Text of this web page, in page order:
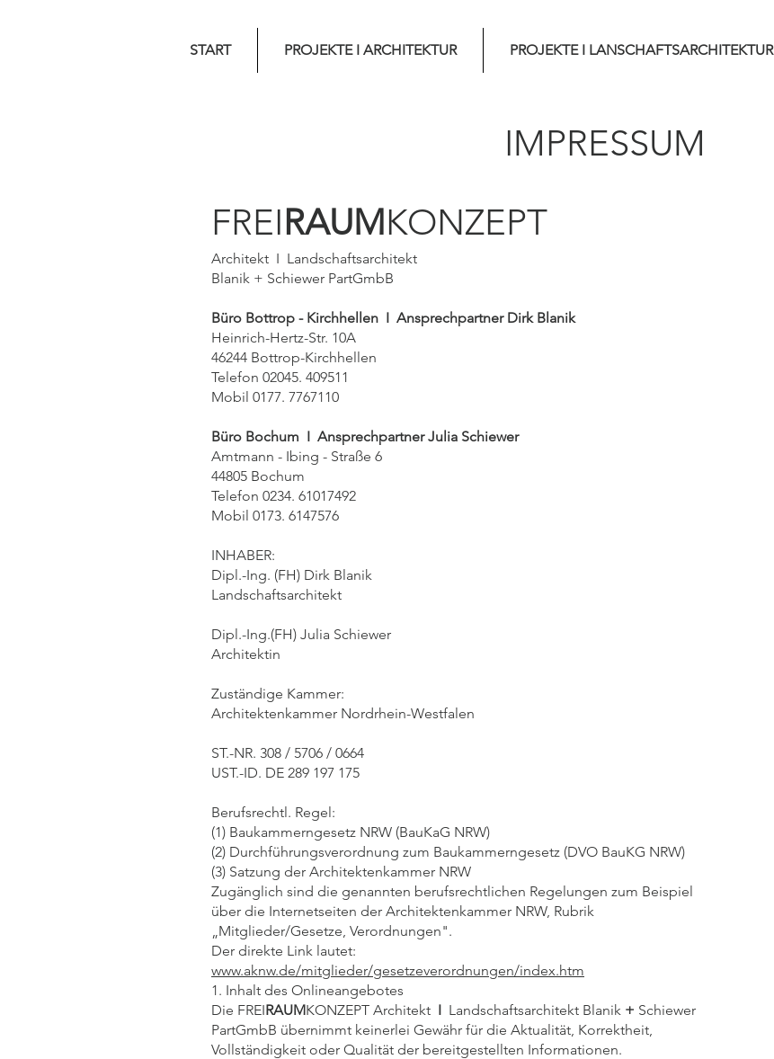
START PROJEKTE I ARCHITEKTUR PROJEKTE I LANSCHAFTSARCHITEKTUR
IMPRESSUM
FREIRAUMKONZEPT
Architekt I Landschaftsarchitekt
Blanik + Schiewer PartGmbB
Büro Bottrop - Kirchhellen I Ansprechpartner Dirk Blanik
Heinrich-Hertz-Str. 10A
46244 Bottrop-Kirchhellen
Telefon 02045. 409511
Mobil 0177. 7767110
Büro Bochum I Ansprechpartner Julia Schiewer
Amtmann - Ibing - Straße 6
44805 Bochum
Telefon 0234. 61017492
Mobil 0173. 6147576
INHABER:
Dipl.-Ing. (FH) Dirk Blanik
Landschaftsarchitekt
Dipl.-Ing.(FH) Julia Schiewer
Architektin
Zuständige Kammer:
Architektenkammer Nordrhein-Westfalen
ST.-NR. 308 / 5706 / 0664
UST.-ID. DE 289 197 175
Berufsrechtl. Regel:
(1) Baukammerngesetz NRW (BauKaG NRW)
(2) Durchführungsverordnung zum Baukammerngesetz (DVO BauKG NRW)
(3) Satzung der Architektenkammer NRW
Zugänglich sind die genannten berufsrechtlichen Regelungen zum Beispiel
über die Internetseiten der Architektenkammer NRW, Rubrik
„Mitglieder/Gesetze, Verordnungen".
Der direkte Link lautet:
www.aknw.de/mitglieder/gesetzeverordnungen/index.htm
1. Inhalt des Onlineangebotes
Die FREIRAUMKONZEPT Architekt I Landschaftsarchitekt Blanik + Schiewer
PartGmbB übernimmt keinerlei Gewähr für die Aktualität, Korrektheit,
Vollständigkeit oder Qualität der bereitgestellten Informationen.